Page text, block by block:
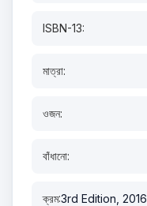
ISBN-13:
মাত্রা:
ওজন:
বাঁধানো:
ক্রম:3rd Edition, 2016